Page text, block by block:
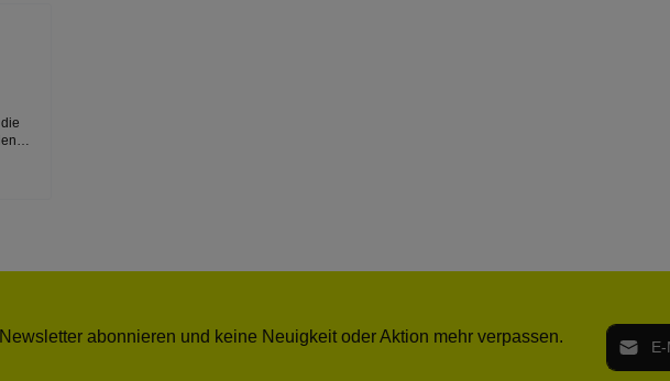
abonnieren und keine Neuigkeit oder Aktion mehr verpassen. E-Mail-